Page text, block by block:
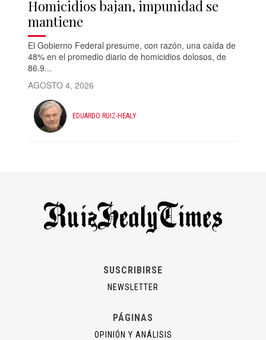
Homicidios bajan, impunidad se
mantiene
El Gobierno Federal presume, con razón, una caída de
48% en el promedio diario de homicidios dolosos, de
86.9...
AGOSTO 4, 2026
EDUARDO RUIZ-HEALY
SUSCRIBIRSE
NEWSLETTER
PÁGINAS
OPINIÓN Y ANÁLISIS